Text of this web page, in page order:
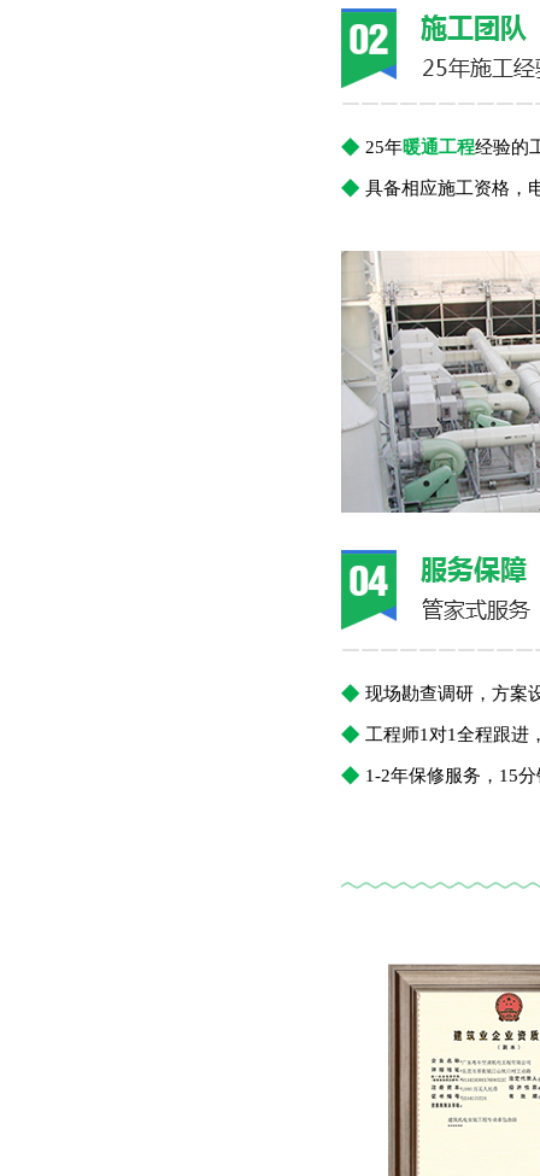
￣￣￣￣￣￣￣￣￣
◆ 25年暖通工程经验的
◆ 具备相应施工资格，
￣￣￣￣￣￣￣￣￣
◆ 现场勘查调研，方案
◆ 工程师1对1全程跟进
◆ 1-2年保修服务，15